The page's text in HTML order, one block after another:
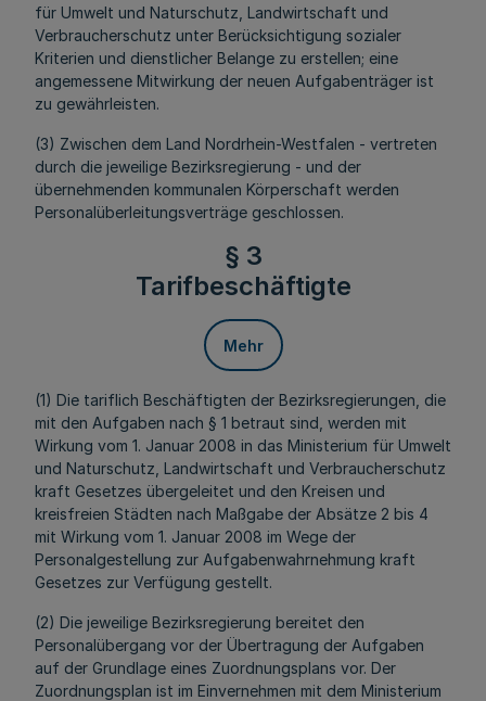
für Umwelt und Naturschutz, Landwirtschaft und
Verbraucherschutz unter Berücksichtigung sozialer
Kriterien und dienstlicher Belange zu erstellen; eine
angemessene Mitwirkung der neuen Aufgabenträger ist
zu gewährleisten.
(3) Zwischen dem Land Nordrhein-Westfalen - vertreten
durch die jeweilige Bezirksregierung - und der
übernehmenden kommunalen Körperschaft werden
Personalüberleitungsverträge geschlossen.
§ 3
Tarifbeschäftigte
Mehr
(1) Die tariflich Beschäftigten der Bezirksregierungen, die
mit den Aufgaben nach § 1 betraut sind, werden mit
Wirkung vom 1. Januar 2008 in das Ministerium für Umwelt
und Naturschutz, Landwirtschaft und Verbraucherschutz
kraft Gesetzes übergeleitet und den Kreisen und
kreisfreien Städten nach Maßgabe der Absätze 2 bis 4
mit Wirkung vom 1. Januar 2008 im Wege der
Personalgestellung zur Aufgabenwahrnehmung kraft
Gesetzes zur Verfügung gestellt.
(2) Die jeweilige Bezirksregierung bereitet den
Personalübergang vor der Übertragung der Aufgaben
auf der Grundlage eines Zuordnungsplans vor. Der
Zuordnungsplan ist im Einvernehmen mit dem Ministerium